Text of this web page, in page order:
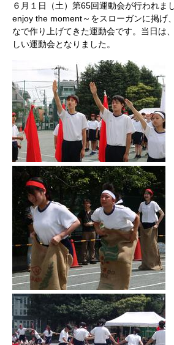
６月１日（土）第65回運動会が行われま
enjoy the moment～をスローガンに掲げ
なで作り上げてきた運動会です。当日は
しい運動会となりました。